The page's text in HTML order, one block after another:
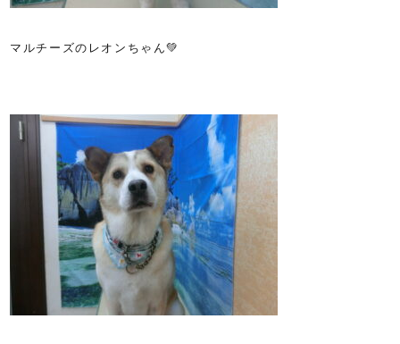
マルチーズのレオンちゃん💚